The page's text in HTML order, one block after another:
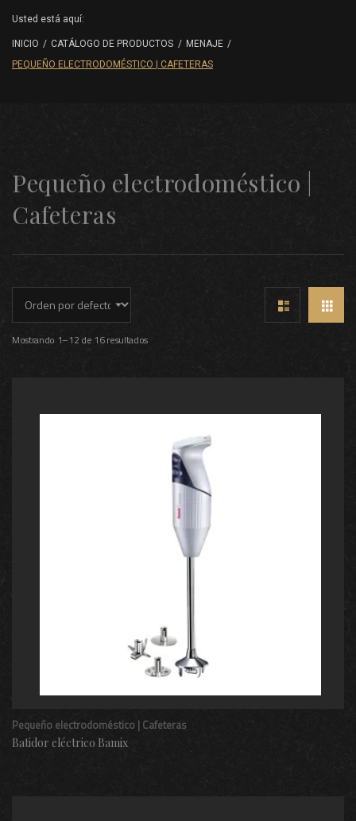
Usted está aquí:
INICIO / CATÁLOGO DE PRODUCTOS / MENAJE /
PEQUEÑO ELECTRODOMÉSTICO | CAFETERAS
Pequeño electrodoméstico |
Cafeteras
Mostrando 1–12 de 16 resultados
Pequeño electrodoméstico | Cafeteras
Batidor eléctrico Bamix